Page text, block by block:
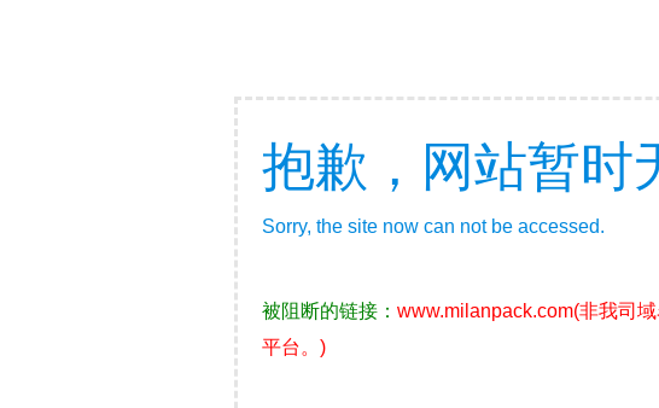
抱歉，网站暂时
Sorry, the site now can not be accessed.
被阻断的链接： www.milanpack.com(非我司
平台。)